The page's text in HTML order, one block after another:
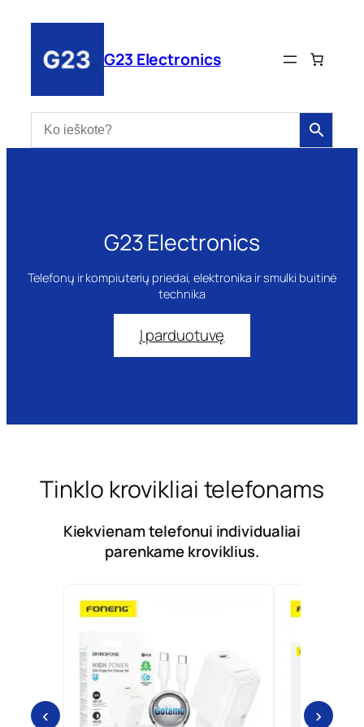
turinio
G23 Electronics
G23 Electronics
Telefonų ir kompiuterių priedai, elektronika ir smulki buitinė
technika
Į parduotuvę
Tinklo krovikliai telefonams
Kiekvienam telefonui individualiai
parenkame kroviklius.
‹ ›